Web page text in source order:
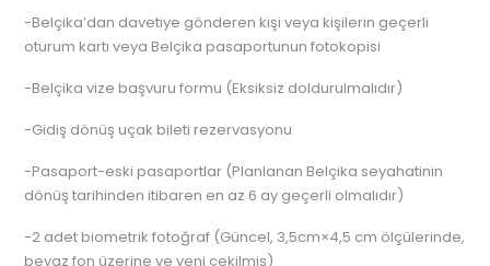
-Belçika’dan davetiye gönderen kişi veya kişilerin geçerli
oturum kartı veya Belçika pasaportunun fotokopisi
-Belçika vize başvuru formu (Eksiksiz doldurulmalıdır)
-Gidiş dönüş uçak bileti rezervasyonu
-Pasaport-eski pasaportlar (Planlanan Belçika seyahatinin
dönüş tarihinden itibaren en az 6 ay geçerli olmalıdır)
-2 adet biometrik fotoğraf (Güncel, 3,5cm×4,5 cm ölçülerinde,
beyaz fon üzerine ve yeni çekilmiş)